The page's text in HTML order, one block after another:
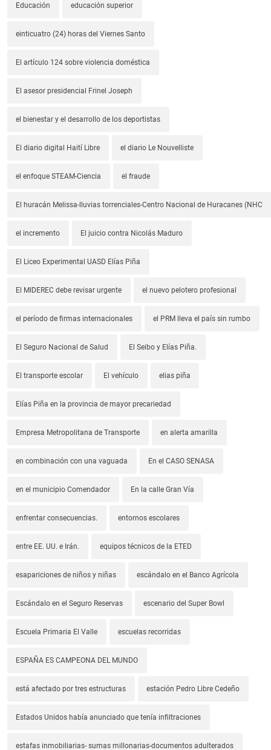
Educación educación superior
einticuatro (24) horas del Viernes Santo
El artículo 124 sobre violencia doméstica
El asesor presidencial Frinel Joseph
el bienestar y el desarrollo de los deportistas
El diario digital Haití Libre el diario Le Nouvelliste
el enfoque STEAM-Ciencia el fraude
El huracán Melissa-lluvias torrenciales-Centro Nacional de Huracanes (NHC
el incremento El juicio contra Nicolás Maduro
El Liceo Experimental UASD Elías Piña
El MIDEREC debe revisar urgente el nuevo pelotero profesional
el período de firmas internacionales el PRM lleva el país sin rumbo
El Seguro Nacional de Salud El Seibo y Elías Piña.
El transporte escolar El vehículo elias piña
Elías Piña en la provincia de mayor precariedad
Empresa Metropolitana de Transporte en alerta amarilla
en combinación con una vaguada En el CASO SENASA
en el municipio Comendador En la calle Gran Vía
enfrentar consecuencias. entornos escolares
entre EE. UU. e Irán. equipos técnicos de la ETED
esapariciones de niños y niñas escándalo en el Banco Agrícola
Escándalo en el Seguro Reservas escenario del Super Bowl
Escuela Primaria El Valle escuelas recorridas
ESPAÑA ES CAMPEONA DEL MUNDO
está afectado por tres estructuras estación Pedro Libre Cedeño
Estados Unidos había anunciado que tenía infiltraciones
estafas inmobiliarias- sumas millonarias-documentos adulterados